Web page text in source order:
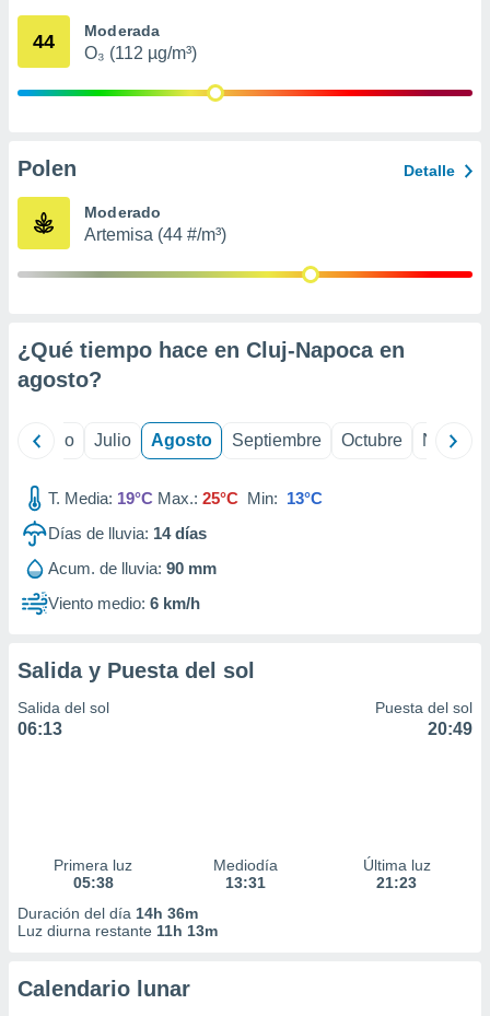
mediante
publicidad
de
44 Moderada
O₃ (112 µg/m³)
Polen Detalle
Moderado
Artemisa (44 #/m³)
¿Qué tiempo hace en Cluj-Napoca en
agosto?
Junio Julio Agosto Septiembre Octubre
T. Media: 19°C Max.: 25°C Min: 13°C
Días de lluvia: 14días
Acum. de lluvia: 90 mm
Viento medio: 6 km/h
Salida y Puesta del sol
Salida del sol
06:13
Puesta del sol
20:49
Primera luz
05:38
Mediodía
13:31
Última luz
21:23
Duración del día 14h 36m
Luz diurna restante 11h 13m
Calendario lunar